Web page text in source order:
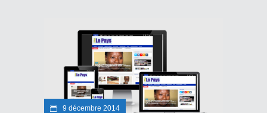
9 décembre 2014